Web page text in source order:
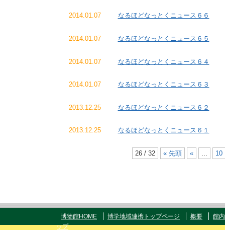
2014.01.07 なるほどなっとくニュース６６
2014.01.07 なるほどなっとくニュース６５
2014.01.07 なるほどなっとくニュース６４
2014.01.07 なるほどなっとくニュース６３
2013.12.25 なるほどなっとくニュース６２
2013.12.25 なるほどなっとくニュース６１
26 / 32 « 先頭 « 10
博物館HOME 博学地域連携トップページ 概要
館
ップ